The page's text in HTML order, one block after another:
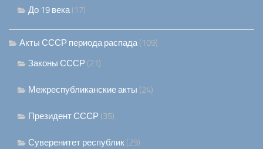
До 19 века(17)
Акты СССР периода распада(109)
Законы СССР (21)
Межреспубликанские акты (24)
Президент СССР (35)
Суверенитет республик (29)